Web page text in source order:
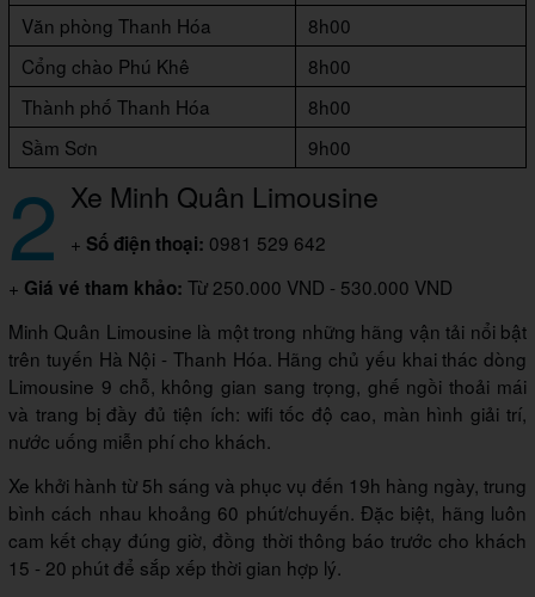
Văn phòng Thanh Hóa
8h00
Cổng chào Phú Khê
8h00
Thành phố Thanh Hóa
8h00
Sầm Sơn
9h00
2 Xe Minh Quân Limousine
+ Số điện thoại: 0981 529 642
+ Giá vé tham khảo: Từ 250.000 VND - 530.000 VND
Minh Quân Limousine là một trong những hãng vận tải nổi bật
trên tuyến Hà Nội - Thanh Hóa. Hãng chủ yếu khai thác dòng
Limousine 9 chỗ, không gian sang trọng, ghế ngồi thoải mái
và trang bị đầy đủ tiện ích: wifi tốc độ cao, màn hình giải trí,
nước uống miễn phí cho khách.
Xe khởi hành từ 5h sáng và phục vụ đến 19h hàng ngày, trung
bình cách nhau khoảng 60 phút/chuyến. Đặc biệt, hãng luôn
cam kết chạy đúng giờ, đồng thời thông báo trước cho khách
15 - 20 phút để sắp xếp thời gian hợp lý.